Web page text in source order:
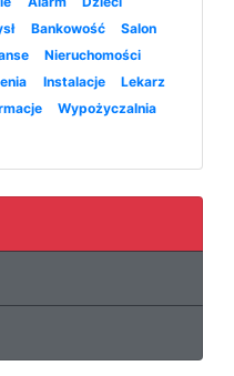
Bankowość
Salon
Nieruchomości
Instalacje
Lekarz
Wypożyczalnia